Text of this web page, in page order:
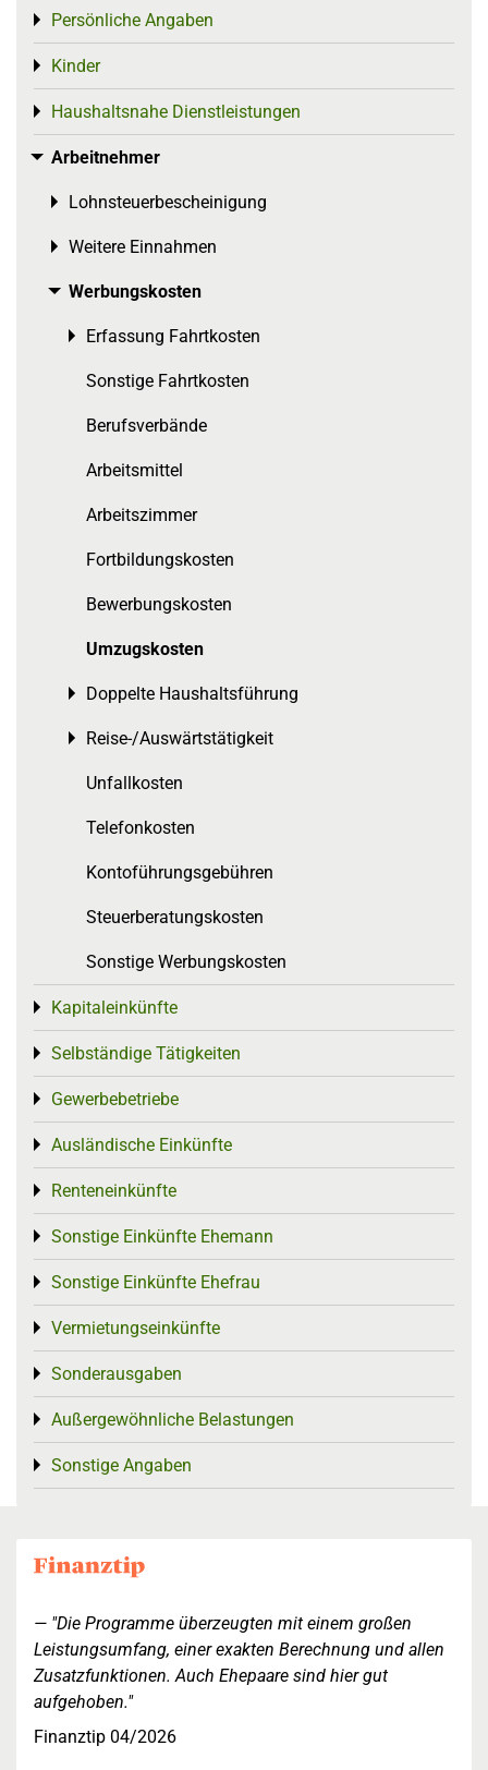
Persönliche Angaben
Toggle menu
Kinder
Toggle menu
Haushaltsnahe Dienstleistungen
Toggle menu
Arbeitnehmer
Toggle menu
Lohnsteuerbescheinigung
Toggle menu
Weitere Einnahmen
Toggle menu
Werbungskosten
Toggle menu
Erfassung Fahrtkosten
Toggle menu
Sonstige Fahrtkosten
Berufsverbände
Arbeitsmittel
Arbeitszimmer
Fortbildungskosten
Bewerbungskosten
Umzugskosten
Doppelte Haushaltsführung
Toggle menu
Reise-/Auswärtstätigkeit
Toggle menu
Unfallkosten
Telefonkosten
Kontoführungsgebühren
Steuerberatungskosten
Sonstige Werbungskosten
Kapitaleinkünfte
Toggle menu
Selbständige Tätigkeiten
Toggle menu
Gewerbebetriebe
Toggle menu
Ausländische Einkünfte
Toggle menu
Renteneinkünfte
Toggle menu
Sonstige Einkünfte Ehemann
Toggle menu
Sonstige Einkünfte Ehefrau
Toggle menu
Vermietungseinkünfte
Toggle menu
Sonderausgaben
Toggle menu
Außergewöhnliche Belastungen
Toggle menu
Sonstige Angaben
Toggle menu
"Die Programme überzeugten mit einem großen
Leistungsumfang, einer exakten Berechnung und allen
Zusatzfunktionen. Auch Ehepaare sind hier gut
aufgehoben."
Finanztip 04/2026